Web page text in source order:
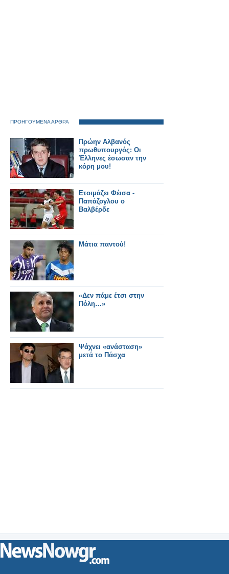
ΠΡΟΗΓΟΥΜΕΝΑ ΑΡΘΡΑ
Πρώην Αλβανός
πρωθυπουργός: Οι
Έλληνες έσωσαν την
κόρη μου!
Ετοιμάζει Φέισα -
Παπάζογλου ο
Βαλβέρδε
Μάτια παντού!
«Δεν πάμε έτσι στην
Πόλη…»
Ψάχνει «ανάσταση»
μετά το Πάσχα